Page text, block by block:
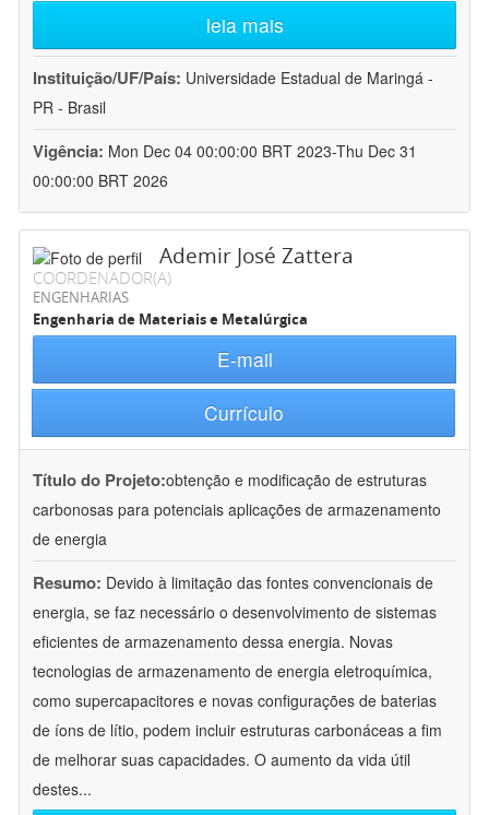
leia mais
Instituição/UF/País: Universidade Estadual de Maringá -
PR - Brasil
Vigência: Mon Dec 04 00:00:00 BRT 2023-Thu Dec 31
00:00:00 BRT 2026
Ademir José Zattera
COORDENADOR(A)
ENGENHARIAS
Engenharia de Materiais e Metalúrgica
E-mail
Currículo
Título do Projeto:obtenção e modificação de estruturas
carbonosas para potenciais aplicações de armazenamento
de energia
Resumo: Devido à limitação das fontes convencionais de
energia, se faz necessário o desenvolvimento de sistemas
eficientes de armazenamento dessa energia. Novas
tecnologias de armazenamento de energia eletroquímica,
como supercapacitores e novas configurações de baterias
de íons de lítio, podem incluir estruturas carbonáceas a fim
de melhorar suas capacidades. O aumento da vida útil
destes...